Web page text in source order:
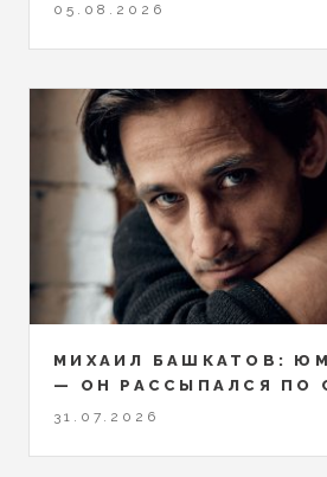
05.08.2026
МИХАИЛ БАШКАТОВ:
— ОН РАССЫПАЛСЯ ПО
31.07.2026